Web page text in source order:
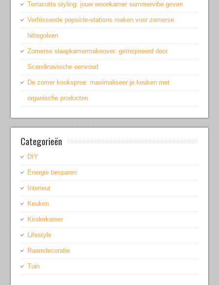
Terracotta styling: jouw woonkamer summervibe geven
Verfrissende popsicle-stations maken voor zomerse
hittegolven
Zomerse slaapkamermakeover: geïnspireerd door
Scandinavische eenvoud
De zomer kookspree: maximaliseer je keuken met
organische producten
Categorieën
DIY
Energie besparen
Interieur
Keuken
Kinderkamer
Lifestyle
Raamdecoratie
Tuin